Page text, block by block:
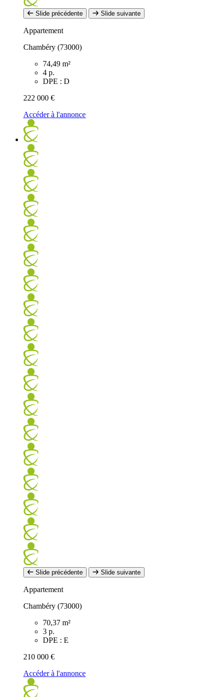
Slide précédente Slide suivante
Appartement
Chambéry (73000)
74,49 m²
4 p.
DPE : D
222 000 €
Accéder à l'annonce
Slide précédente Slide suivante
Appartement
Chambéry (73000)
70,37 m²
3 p.
DPE : E
210 000 €
Accéder à l'annonce